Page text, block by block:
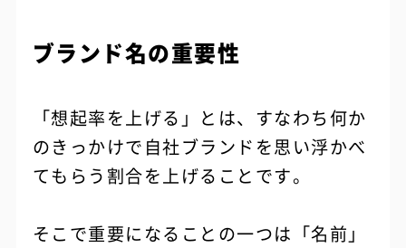
ブランド名の重要性
「想起率を上げる」とは、すなわち何か
のきっかけで自社ブランドを思い浮かべ
てもらう割合を上げることです。
そこで重要になることの一つは「名前」